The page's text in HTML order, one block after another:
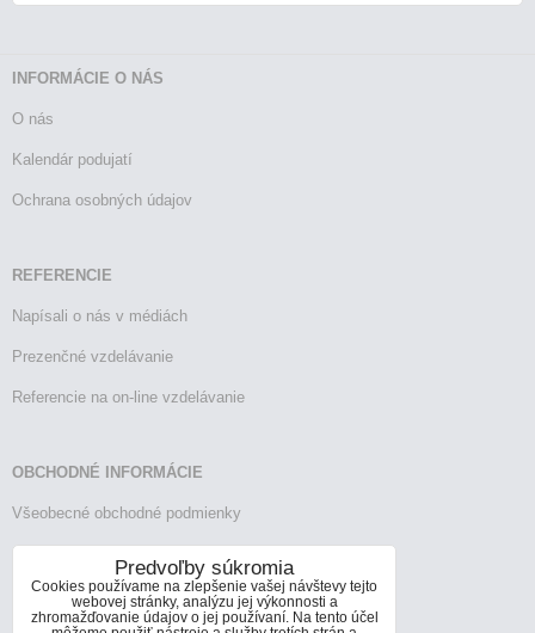
INFORMÁCIE O NÁS
O nás
Kalendár podujatí
Ochrana osobných údajov
REFERENCIE
Napísali o nás v médiách
Prezenčné vzdelávanie
Referencie na on-line vzdelávanie
OBCHODNÉ INFORMÁCIE
Všeobecné obchodné podmienky
Reklamačný poriadok
Vrátenie tovaru
Predvoľby súkromia
Cookies používame na zlepšenie vašej návštevy tejto
webovej stránky, analýzu jej výkonnosti a
zhromažďovanie údajov o jej používaní. Na tento účel